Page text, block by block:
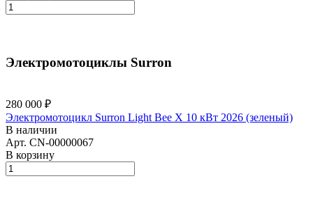
Электромотоциклы Surron
280 000 ₽
Электромотоцикл Surron Light Bee X 10 кВт 2026 (зеленый)
В наличии
Арт. CN-00000067
В корзину